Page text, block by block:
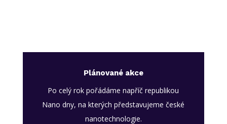
Plánované akce
Po celý rok pořádáme napříč republikou
Nano dny, na kterých představujeme české
nanotechnologie.